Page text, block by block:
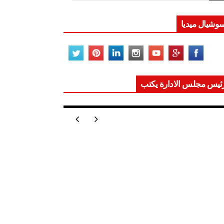
ميديا
مجلس الادارة يكتب
تعيد للعالم اتزانه